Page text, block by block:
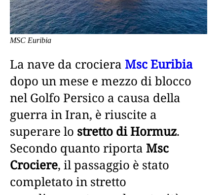
MSC Euribia
La nave da crociera Msc Euribia
dopo un mese e mezzo di blocco
nel Golfo Persico a causa della
guerra in Iran, è riuscite a
superare lo stretto di Hormuz.
Secondo quanto riporta Msc
Crociere, il passaggio è stato
completato in stretto